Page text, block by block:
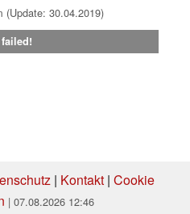
(Update: 30.04.2019)
| Kontakt| Cookie
| 07.08.2026 12:46